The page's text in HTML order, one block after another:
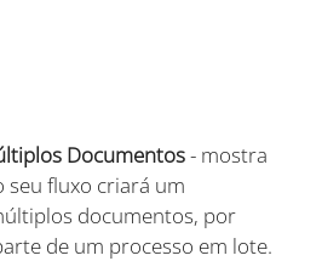
Documentos- mostra
seu fluxo criará um
documentos, por
de um processo em lote.